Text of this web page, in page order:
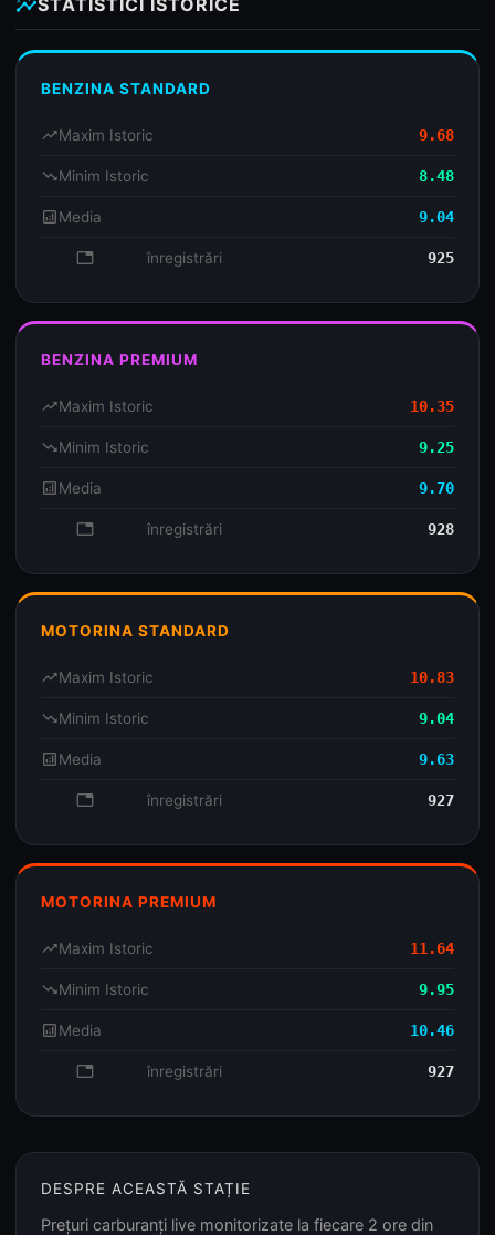
insightsSTATISTICI ISTORICE
BENZINA STANDARD
trending_upMaxim Istoric 9.68
trending_downMinim Istoric 8.48
analyticsMedia 9.04
database înregistrări 925
BENZINA PREMIUM
trending_upMaxim Istoric 10.35
trending_downMinim Istoric 9.25
analyticsMedia 9.70
database înregistrări 928
MOTORINA STANDARD
trending_upMaxim Istoric 10.83
trending_downMinim Istoric 9.04
analyticsMedia 9.63
database înregistrări 927
MOTORINA PREMIUM
trending_upMaxim Istoric 11.64
trending_downMinim Istoric 9.95
analyticsMedia 10.46
database înregistrări 927
DESPRE ACEASTĂ STAȚIE
Prețuri carburanți live monitorizate la fiecare 2 ore din